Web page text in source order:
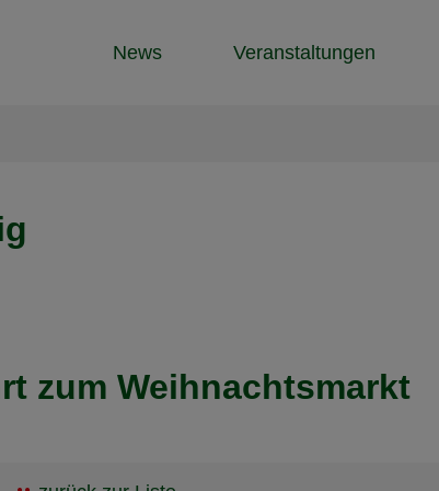
News
Veranstaltungen
zum Weihnachtsmarkt